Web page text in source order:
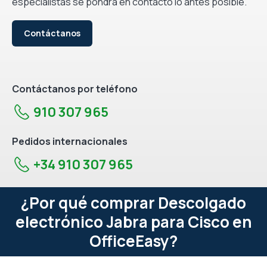
Contáctanos
Contáctanos por teléfono
910 307 965
Pedidos internacionales
+34 910 307 965
¿Por qué comprar Descolgado
electrónico Jabra para Cisco en
OfficeEasy?